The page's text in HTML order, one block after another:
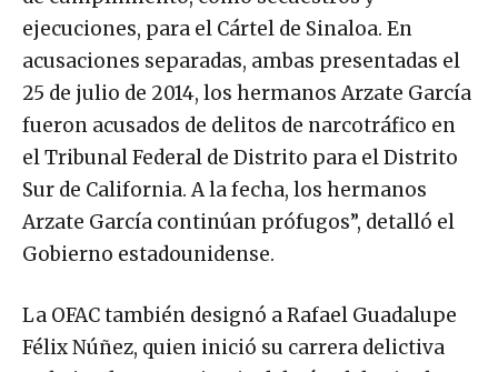
ejecuciones, para el Cártel de Sinaloa. En
acusaciones separadas, ambas presentadas el
25 de julio de 2014, los hermanos Arzate García
fueron acusados ​​de delitos de narcotráfico en
el Tribunal Federal de Distrito para el Distrito
Sur de California. A la fecha, los hermanos
Arzate García continúan prófugos”, detalló el
Gobierno estadounidense.
La OFAC también designó a Rafael Guadalupe
Félix Núñez, quien inició su carrera delictiva